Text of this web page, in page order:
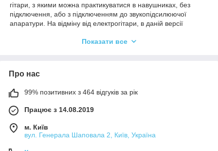
гітари, з якими можна практикуватися в навушниках, без
підключення, або з підключенням до звукопідсилюючої
апаратури. На відміну від електрогітари, в даній версії
які передають чесну акустичну енергію інструменту. Так як
облагороджену природними обертонами, до яких не
підмішується резонанс дерев'яної деки.
Сьогодні тихі
активі має
музичний бренд,
але найбільш
широкий вибір
Показати все
Про нас
99% позитивних з 464 відгуків за рік
Працює з 14.08.2019
м. Київ
вул. Генерала Шаповала 2, Київ, Україна